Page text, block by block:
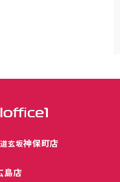
玄坂神保町店
島店